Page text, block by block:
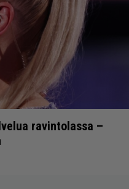
ravintolassa –